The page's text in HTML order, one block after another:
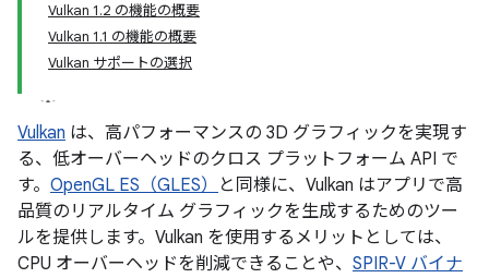
Vulkan 1.2 の機能の概要
Vulkan 1.1 の機能の概要
Vulkan サポートの選択
Vulkan は、高パフォーマンスの 3D グラフィックを実現す
る、低オーバーヘッドのクロス プラットフォーム API で
す。 OpenGL ES（GLES）
と同様に、Vulkan はアプリで高
品質のリアルタイム グラフィックを生成するためのツー
ルを提供します。Vulkan を使用するメリットとしては、
CPU オーバーヘッドを削減できることや、 SPIR-V バイナ